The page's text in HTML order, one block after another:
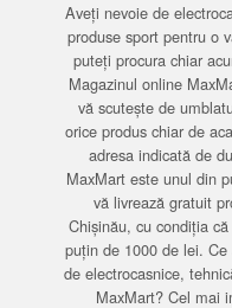
Aveți nevoie de
produse sport pentru o
puteți procura chiar
Magazinul online
vă scutește de
orice produs chiar de
adresa indicată de
MaxMart este unul din
vă livrează gratuit
Chișinău, cu condiția
puțin de 1000 de lei.
de electrocasnice,
MaxMart? Cel mai